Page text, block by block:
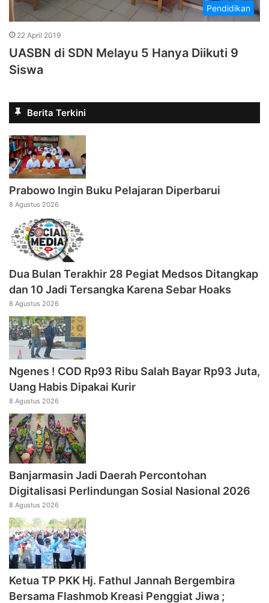
Pendidikan
22 April 2019
UASBN di SDN Melayu 5 Hanya Diikuti 9
Siswa
Berita Terkini
Prabowo Ingin Buku Pelajaran Diperbarui
8 Agustus 2026
Dua Bulan Terakhir 28 Pegiat Medsos Ditangkap
dan 10 Jadi Tersangka Karena Sebar Hoaks
8 Agustus 2026
Ngenes ! COD Rp93 Ribu Salah Bayar Rp93 Juta,
Uang Habis Dipakai Kurir
8 Agustus 2026
Banjarmasin Jadi Daerah Percontohan
Digitalisasi Perlindungan Sosial Nasional 2026
8 Agustus 2026
‎Ketua TP PKK Hj. Fathul Jannah Bergembira
Bersama Flashmob Kreasi Penggiat Jiwa ;